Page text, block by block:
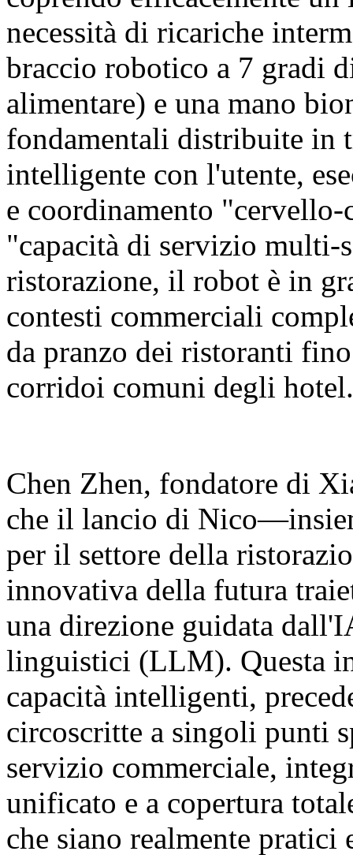
necessità di ricariche
braccio robotico a 7 gradi
alimentare) e una mano
fondamentali distribuite in
intelligente con l'utente,
e coordinamento
"capacità di servizio multi-
ristorazione, il robot è in
contesti commerciali
da pranzo dei ristoranti
corridoi comuni degli hotel.
Chen Zhen, fondatore di
che il lancio di
per il settore della
innovativa della futura
una direzione guidata
linguistici (LLM). Questa
capacità intelligenti,
circoscritte a singoli punti
servizio commerciale,
unificato e a copertura
che siano realmente pratici